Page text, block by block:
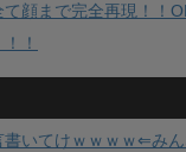
て顔まで完全再現！！
！
書いてけｗｗｗｗ⇐み